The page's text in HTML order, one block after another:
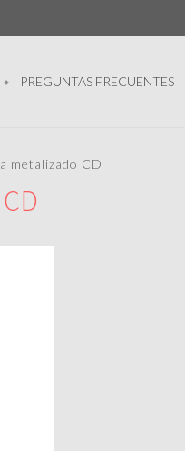
PREGUNTAS FRECUENTES
metalizado CD